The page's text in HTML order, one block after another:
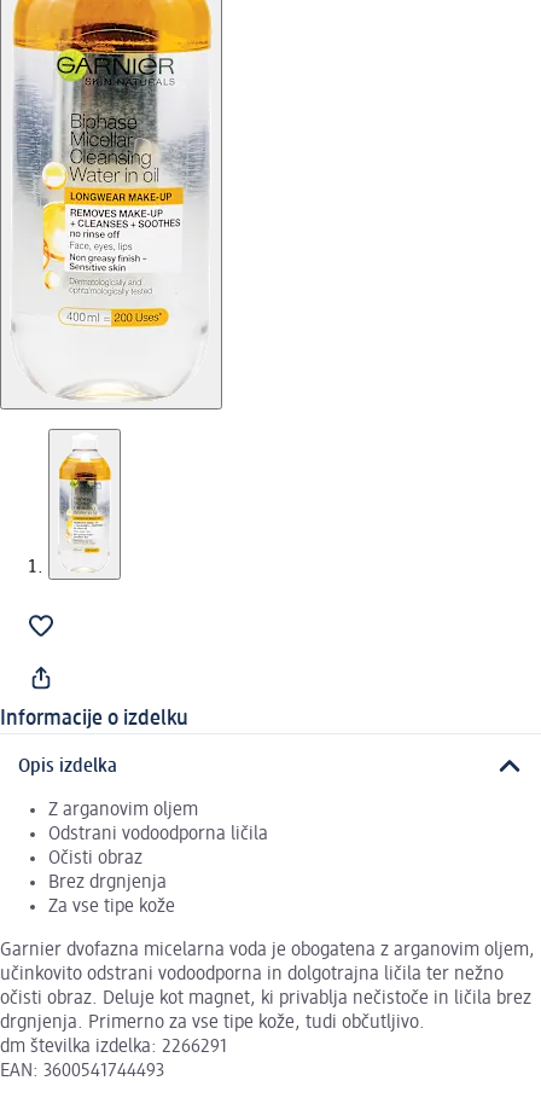
Informacije o izdelku
Opis izdelka
Z arganovim oljem
Odstrani vodoodporna ličila
Očisti obraz
Brez drgnjenja
Za vse tipe kože
Garnier dvofazna micelarna voda je obogatena z arganovim oljem,
učinkovito odstrani vodoodporna in dolgotrajna ličila ter nežno
očisti obraz. Deluje kot magnet, ki privablja nečistoče in ličila brez
drgnjenja. Primerno za vse tipe kože, tudi občutljivo.
dm številka izdelka: 2266291
EAN: 3600541744493